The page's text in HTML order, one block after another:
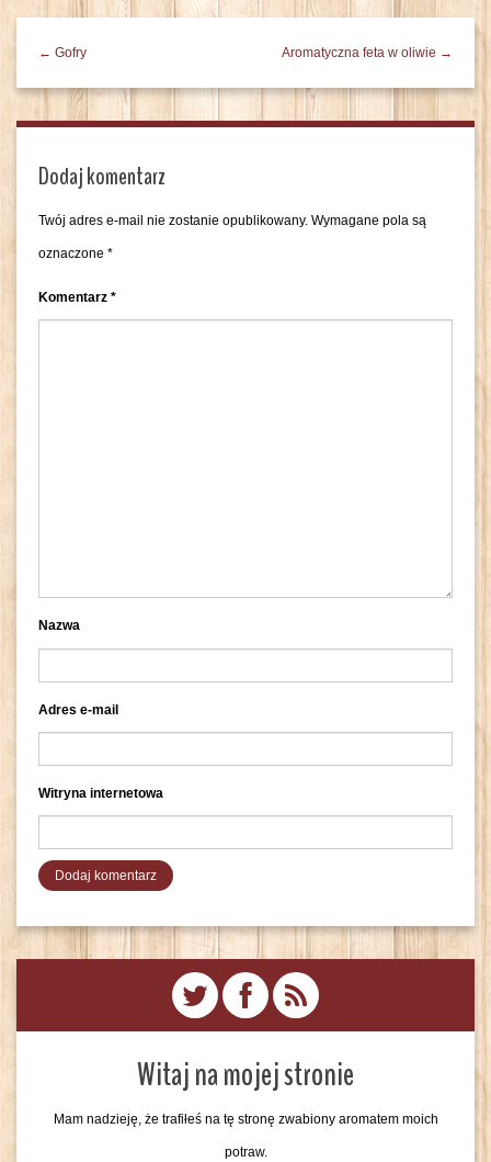
← Gofry Aromatyczna feta w oliwie →
Dodaj komentarz
Twój adres e-mail nie zostanie opublikowany. Wymagane pola są
oznaczone *
Komentarz *
Nazwa
Adres e-mail
Witryna internetowa
Witaj na mojej stronie
Mam nadzieję, że trafiłeś na tę stronę zwabiony aromatem moich
potraw.